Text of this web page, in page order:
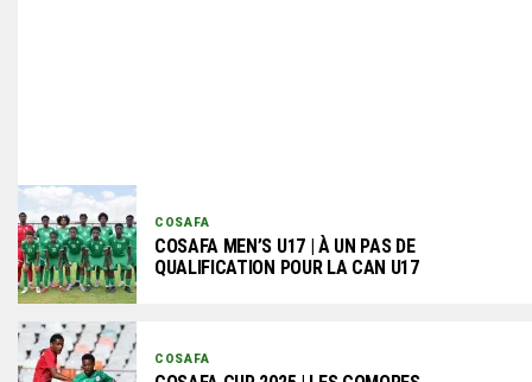
COSAFA
COSAFA MEN’S U17 | À UN PAS DE
QUALIFICATION POUR LA CAN U17
COSAFA